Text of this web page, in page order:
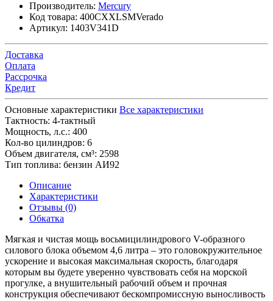
Производитель: Mercury
Код товара: 400CXXLSMVerado
Артикул: 1403V341D
Доставка
Оплата
Рассрочка
Кредит
Основные характеристики Все характеристики
Тактность: 4-тактный
Мощность, л.с.: 400
Кол-во цилиндров: 6
Объем двигателя, см³: 2598
Тип топлива: бензин АИ92
Описание
Характеристики
Отзывы (0)
Обкатка
Мягкая и чистая мощь восьмицилиндрового V-образного
силового блока объемом 4,6 литра – это головокружительное
ускорение и высокая максимальная скорость, благодаря
которым вы будете уверенно чувствовать себя на морской
прогулке, а внушительный рабочий объем и прочная
конструкция обеспечивают бескомпромиссную выносливость